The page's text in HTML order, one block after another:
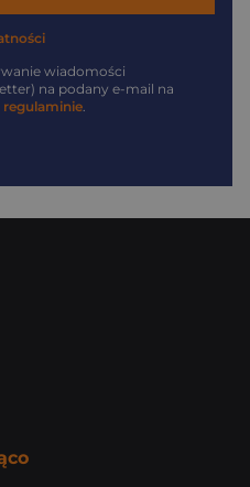
wiadomości
na podany e-mail na
regulaminie.